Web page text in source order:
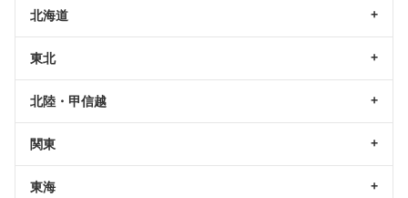
北海道
東北
北陸・甲信越
関東
東海